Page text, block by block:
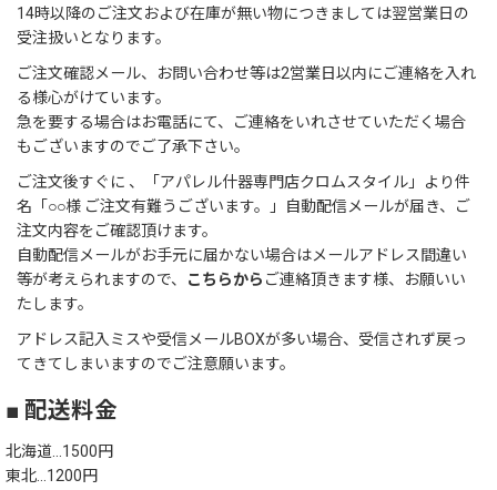
14時以降のご注文および在庫が無い物につきましては翌営業日の
受注扱いとなります。
ご注文確認メール、お問い合わせ等は2営業日以内にご連絡を入れ
る様心がけています。
急を要する場合はお電話にて、ご連絡をいれさせていただく場合
もございますのでご了承下さい。
ご注文後すぐに 、「アパレル什器専門店クロムスタイル」より件
名「○○様 ご注文有難うございます。」自動配信メールが届き、ご
注文内容をご確認頂けます。
自動配信メールがお手元に届かない場合はメールアドレス間違い
等が考えられますので、
こちらから ご連絡頂きます様、お願いい
たします。
アドレス記入ミスや受信メールBOXが多い場合、受信されず戻っ
てきてしまいますのでご注意願います。
■ 配送料金
北海道…1500円
東北…1200円